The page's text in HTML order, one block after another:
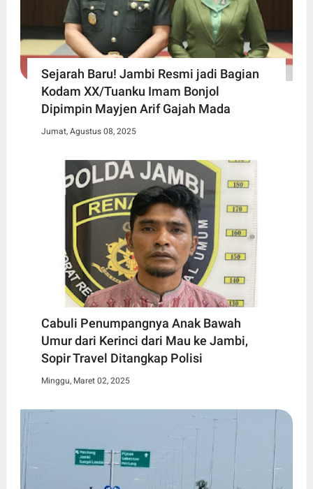
Sejarah Baru! Jambi Resmi jadi Bagian
Kodam XX/Tuanku Imam Bonjol
Dipimpin Mayjen Arif Gajah Mada
Jumat, Agustus 08, 2025
Cabuli Penumpangnya Anak Bawah
Umur dari Kerinci dari Mau ke Jambi,
Sopir Travel Ditangkap Polisi
Minggu, Maret 02, 2025